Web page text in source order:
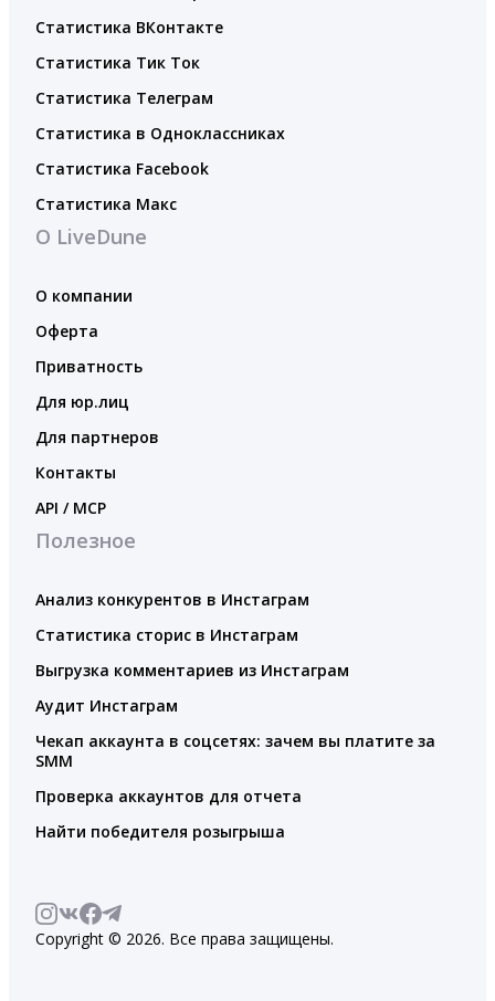
Статистика ВКонтакте
Статистика Тик Ток
Статистика Телеграм
Статистика в Одноклассниках
Статистика Facebook
Статистика Макс
О LiveDune
О компании
Оферта
Приватность
Для юр.лиц
Для партнеров
Контакты
API / MCP
Полезное
Анализ конкурентов в Инстаграм
Статистика сторис в Инстаграм
Выгрузка комментариев из Инстаграм
Аудит Инстаграм
Чекап аккаунта в соцсетях: зачем вы платите за
SMM
Проверка аккаунтов для отчета
Найти победителя розыгрыша
Copyright © 2026. Все права защищены.